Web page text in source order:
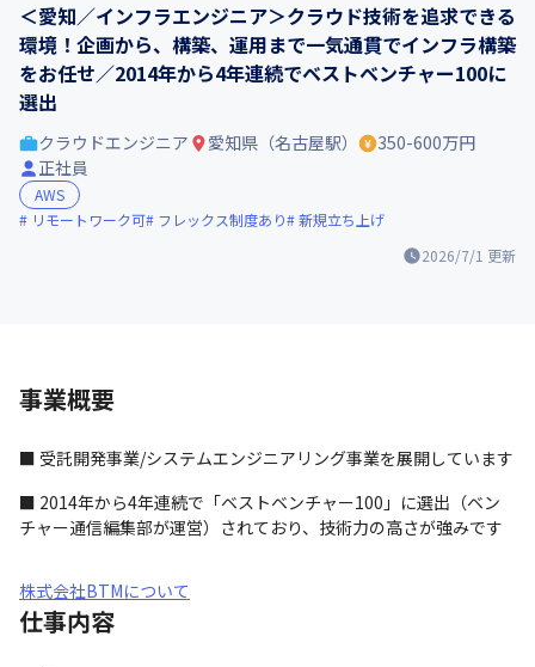
＜愛知／インフラエンジニア＞クラウド技術を追求できる
環境！企画から、構築、運用まで一気通貫でインフラ構築
をお任せ／2014年から4年連続でベストベンチャー100に
選出
2026/7/1 更新
クラウドエンジニア 愛知県（名古屋駅）
350-600万円
正社員
AWS
リモートワーク可
フレックス制度あり 新規立ち上げ
事業概要
■ 受託開発事業/システムエンジニアリング事業を展開しています
■ 2014年から4年連続で「ベストベンチャー100」に選出（ベン
チャー通信編集部が運営）されており、技術力の高さが強みです
株式会社BTMについて
仕事内容